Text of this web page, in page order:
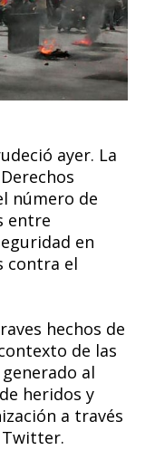
ayer. La
número de
entre
en
contra el
hechos de
de las
al
heridos y
a través
Twitter.